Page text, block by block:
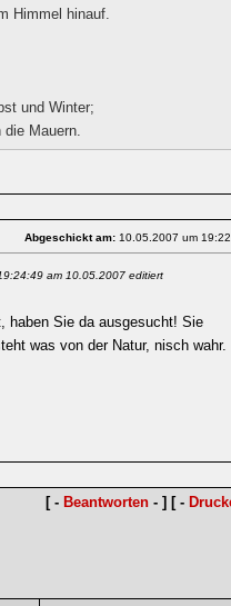
Himmel hinauf.
und Winter;
Mauern.
Abgeschickt am: 10.05.2007 um
am 10.05.2007 editiert
haben Sie da ausgesucht! Sie
was von der Natur, nisch wahr.
[ - Beantworten - ] [ -